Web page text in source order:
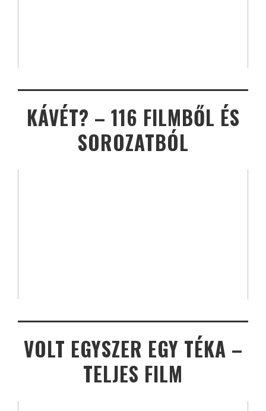
KÁVÉT? – 116 FILMBŐL ÉS
SOROZATBÓL
VOLT EGYSZER EGY TÉKA –
TELJES FILM